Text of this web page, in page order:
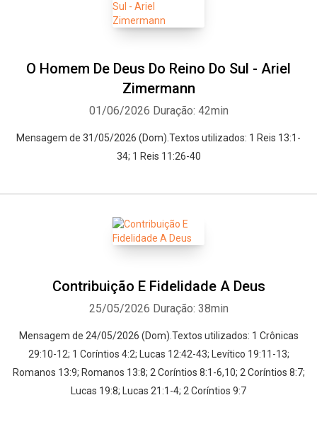
O Homem De Deus Do Reino Do Sul - Ariel
Zimermann
01/06/2026 Duração: 42min
Mensagem de 31/05/2026 (Dom).Textos utilizados: 1 Reis 13:1-
34; 1 Reis 11:26-40
Contribuição E Fidelidade A Deus
25/05/2026 Duração: 38min
Mensagem de 24/05/2026 (Dom).Textos utilizados: 1 Crônicas
29:10-12; 1 Coríntios 4:2; Lucas 12:42-43; Levítico 19:11-13;
Romanos 13:9; Romanos 13:8; 2 Coríntios 8:1-6,10; 2 Coríntios 8:7;
Lucas 19:8; Lucas 21:1-4; 2 Coríntios 9:7